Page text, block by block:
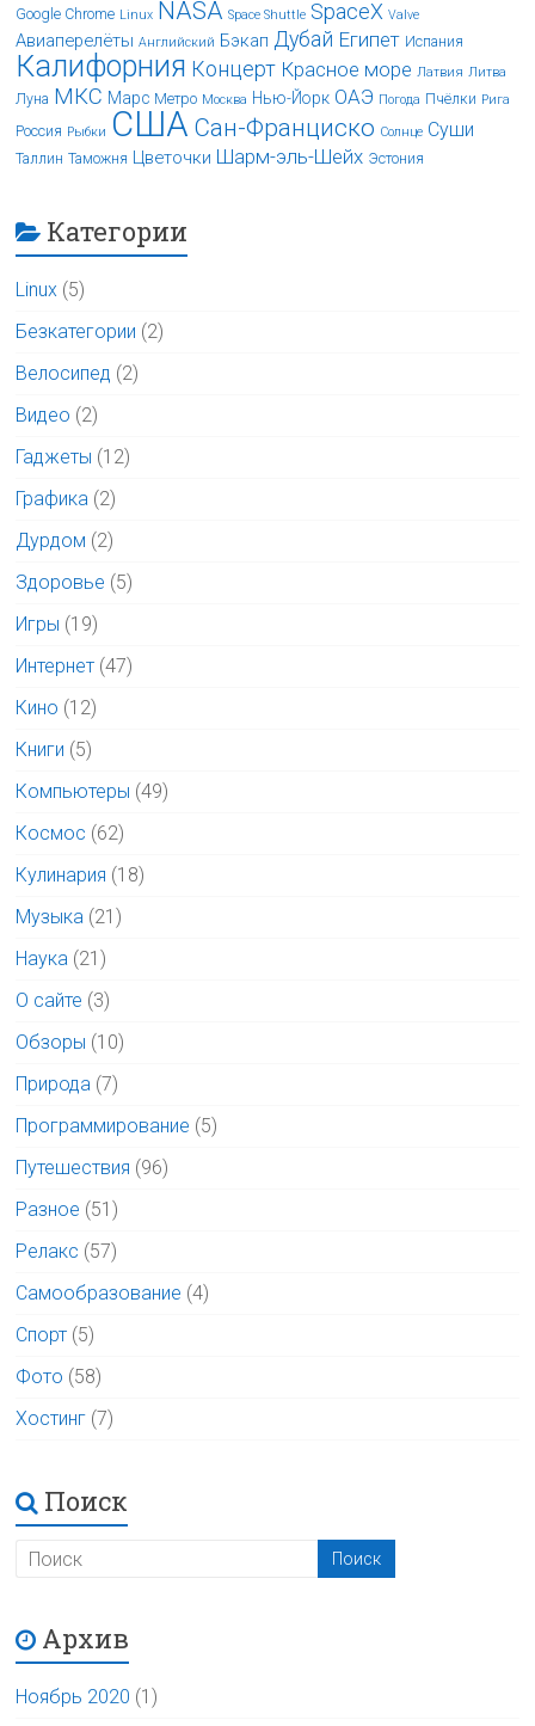
Google Chrome Linux NASA Space Shuttle SpaceX Valve
Авиаперелёты Английский Бэкап Дубай Египет Испания
Калифорния Концерт Красное море Латвия Литва
Луна МКС Марс Метро Москва Нью-Йорк ОАЭ Погода Пчёлки Рига
Россия Рыбки США Сан-Франциско Солнце Суши
Таллин Таможня Цветочки Шарм-эль-Шейх Эстония
Категории
Linux (5)
Безкатегории (2)
Велосипед (2)
Видео (2)
Гаджеты (12)
Графика (2)
Дурдом (2)
Здоровье (5)
Игры (19)
Интернет (47)
Кино (12)
Книги (5)
Компьютеры (49)
Космос (62)
Кулинария (18)
Музыка (21)
Наука (21)
О сайте (3)
Обзоры (10)
Природа (7)
Программирование (5)
Путешествия (96)
Разное (51)
Релакс (57)
Самообразование (4)
Спорт (5)
Фото (58)
Хостинг (7)
Поиск
Архив
Ноябрь 2020 (1)